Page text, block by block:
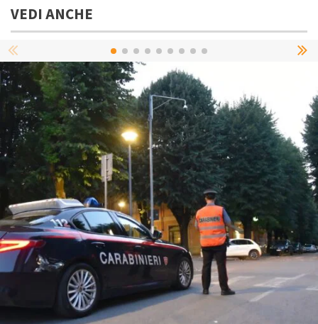
VEDI ANCHE